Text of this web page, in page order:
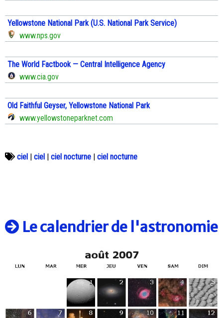
Yellowstone National Park (U.S. National Park Service)
www.nps.gov
The World Factbook — Central Intelligence Agency
www.cia.gov
Old Faithful Geyser, Yellowstone National Park
www.yellowstoneparknet.com
ciel ciel ciel nocturne ciel nocturne
Le calendrier de l'astronomie